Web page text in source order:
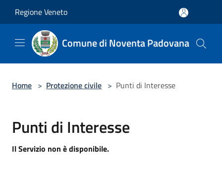
Regione Veneto
Comune di Noventa Padovana
Home > Protezione civile > Punti di Interesse
Punti di Interesse
Il Servizio non è disponibile.